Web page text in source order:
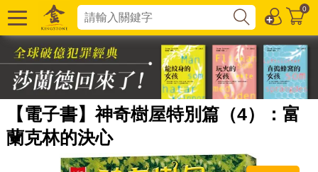
0
【電子書】神奇樹屋特別篇（4）：富
蘭克林的決心